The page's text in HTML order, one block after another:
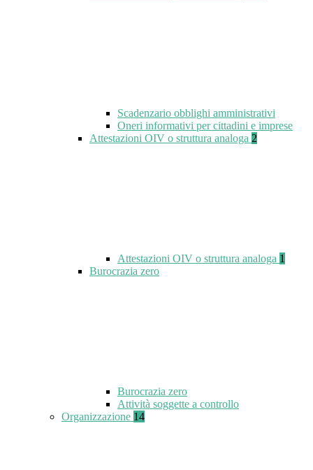
Scadenzario obblighi amministrativi
Oneri informativi per cittadini e imprese
Attestazioni OIV o struttura analoga 2
Attestazioni OIV o struttura analoga 1
Burocrazia zero
Burocrazia zero
Attività soggette a controllo
Organizzazione 14